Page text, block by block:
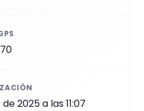
2025 a las 11:07